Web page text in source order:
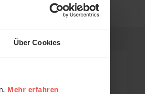
Über Cookies
Mehr erfahren